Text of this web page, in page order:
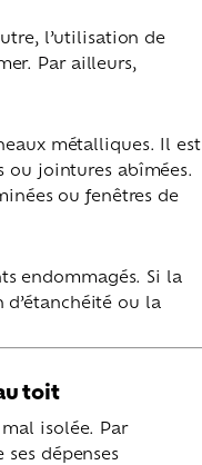
l’utilisation de
Par ailleurs,
métalliques. Il est
ou jointures abîmées.
ou fenêtres de
endommagés. Si la
ou la
toit
isolée. Par
dépenses